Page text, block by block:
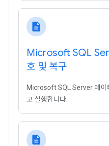
description
Microsoft SQL
호 및 복구
Microsoft SQL Server 데이
고 실행합니다.
description